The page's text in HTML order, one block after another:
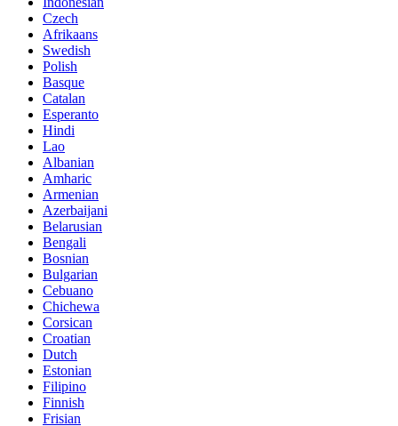
Czech
Afrikaans
Swedish
Polish
Basque
Catalan
Esperanto
Hindi
Lao
Albanian
Amharic
Armenian
Azerbaijani
Belarusian
Bengali
Bosnian
Bulgarian
Cebuano
Chichewa
Corsican
Croatian
Dutch
Estonian
Filipino
Finnish
Frisian